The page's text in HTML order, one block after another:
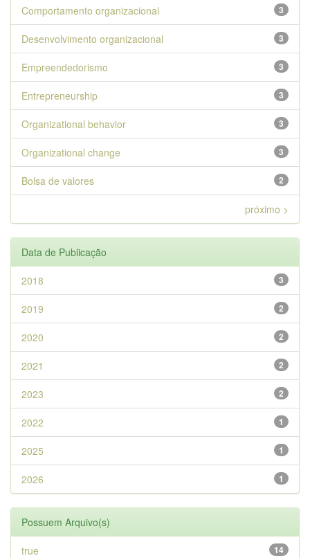
3
Comportamento organizacional
3
Desenvolvimento organizacional
3
Empreendedorismo
3
Entrepreneurship
3
Organizational behavior
3
Organizational change
2
Bolsa de valores
próximo >
Data de Publicação
3
2018
2
2019
2
2020
2
2021
2
2023
1
2022
1
2025
1
2026
Possuem Arquivo(s)
14
true